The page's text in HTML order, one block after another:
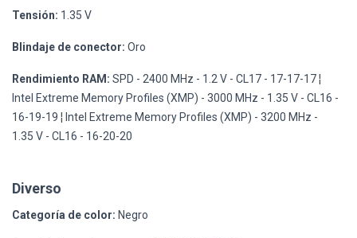
Tensión: 1.35 V
Blindaje de conector: Oro
Rendimiento RAM: SPD - 2400 MHz - 1.2 V - CL17 - 17-17-17 ¦
Intel Extreme Memory Profiles (XMP) - 3000 MHz - 1.35 V - CL16 -
16-19-19 ¦ Intel Extreme Memory Profiles (XMP) - 3200 MHz -
1.35 V - CL16 - 16-20-20
Diverso
Categoría de color: Negro